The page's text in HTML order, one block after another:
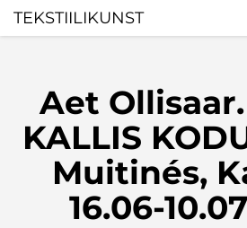
TEKSTIILIKUNST
Aet
KALLIS
Muitinés,
16.06-